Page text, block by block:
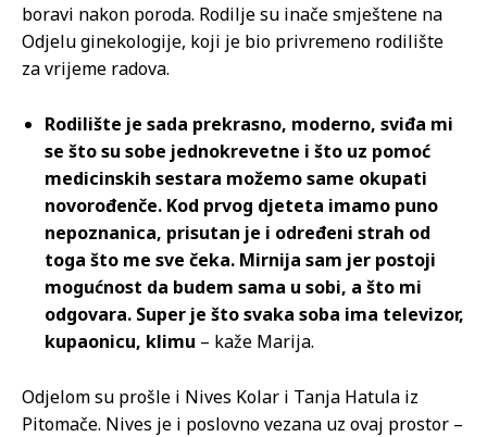
boravi nakon poroda. Rodilje su inače smještene na
Odjelu ginekologije, koji je bio privremeno rodilište
za vrijeme radova.
Rodilište je sada prekrasno, moderno, sviđa mi
se što su sobe jednokrevetne i što uz pomoć
medicinskih sestara možemo same okupati
novorođenče. Kod prvog djeteta imamo puno
nepoznanica, prisutan je i određeni strah od
toga što me sve čeka. Mirnija sam jer postoji
mogućnost da budem sama u sobi, a što mi
odgovara. Super je što svaka soba ima televizor,
kupaonicu, klimu – kaže Marija.
Odjelom su prošle i Nives Kolar i Tanja Hatula iz
Pitomače. Nives je i poslovno vezana uz ovaj prostor –